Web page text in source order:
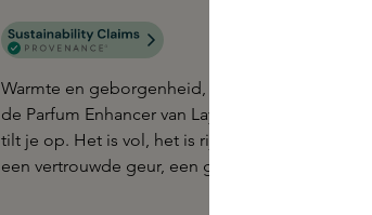
Warmte en geborgenheid, een gevoel van
de Parfum Enhancer van Layer+ breng je het
tilt je op. Het is vol, het is rijk. Het heeft iets
een vertrouwde geur, een geur die aantrekt.